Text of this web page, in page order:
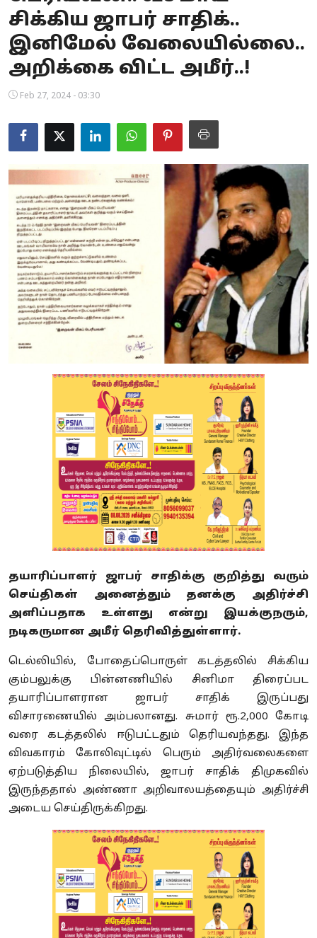
Business
Crime
World
Spirituality
Weather
Politics
சிக்கிய ஜாபர் சாதிக்..
இனிமேல் வேலையில்லை..
அறிக்கை விட்ட அமீர்..!
Feb 27, 2024 - 03:30
தயாரிப்பாளர் ஜாபர் சாதிக்கு குறித்து வரும்
செய்திகள் அனைத்தும் தனக்கு அதிர்ச்சி
அளிப்பதாக உள்ளது என்று இயக்குநரும்,
நடிகருமான அமீர் தெரிவித்துள்ளார்.
டெல்லியில், போதைப்பொருள் கடத்தலில் சிக்கிய
கும்பலுக்கு பின்னணியில் சினிமா திரைப்பட
தயாரிப்பாளரான ஜாபர் சாதிக் இருப்பது
விசாரணையில் அம்பலானது. சுமார் ரூ.2,000 கோடி
வரை கடத்தலில் ஈடுபட்டதும் தெரியவந்தது. இந்த
விவகாரம் கோலிவுட்டில் பெரும் அதிர்வலைகளை
ஏற்படுத்திய நிலையில், ஜாபர் சாதிக் திமுகவில்
இருந்ததால் அண்ணா அறிவாலயத்தையும் அதிர்ச்சி
அடைய செய்திருக்கிறது.